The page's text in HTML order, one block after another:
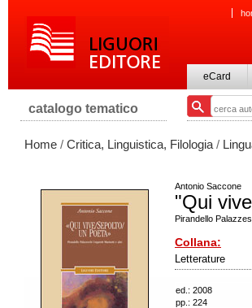
eCard
catalogo tematico
Home / Critica, Linguistica, Filologia /
Antonio Saccone
"Qui
Pirandello
Collana:
Letterature
ed.: 2008
pp.: 224